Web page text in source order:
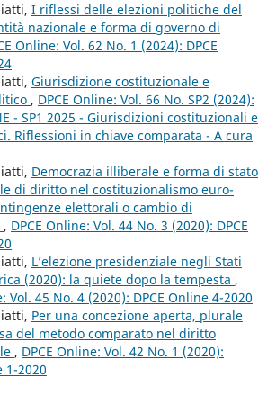
I riflessi delle elezioni politiche del
nazionale e forma di governo di
Online: Vol. 62 No. 1 (2024): DPCE
Giurisdizione costituzionale e
, DPCE Online: Vol. 66 No. SP2 (2024):
- SP1 2025 - Giurisdizioni costituzionali e
Riflessioni in chiave comparata - A cura
Democrazia illiberale e forma di stato
di diritto nel costituzionalismo euro-
elettorali o cambio di
, DPCE Online: Vol. 44 No. 3 (2020): DPCE
L’elezione presidenziale negli Stati
(2020): la quiete dopo la tempesta ,
Vol. 45 No. 4 (2020): DPCE Online 4-2020
Per una concezione aperta, plurale
del metodo comparato nel diritto
, DPCE Online: Vol. 42 No. 1 (2020):
1-2020